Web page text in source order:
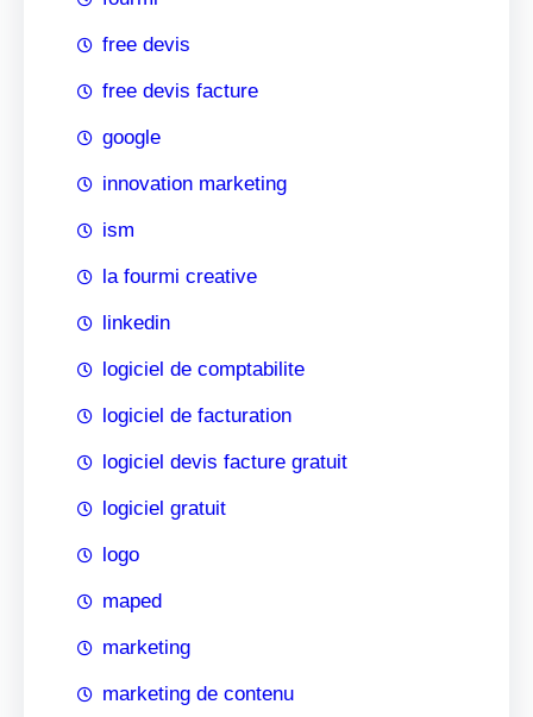
free devis
free devis facture
google
innovation marketing
ism
la fourmi creative
linkedin
logiciel de comptabilite
logiciel de facturation
logiciel devis facture gratuit
logiciel gratuit
logo
maped
marketing
marketing de contenu